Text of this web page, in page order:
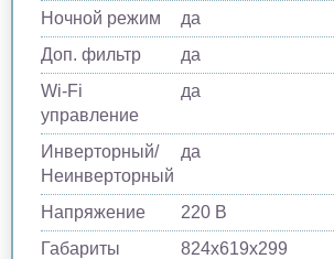
Ночной режим
да
Доп. фильтр
да
Wi-Fi
управление
да
Инверторный/
Неинверторный
да
Напряжение
220 В
Габариты
824х619х299